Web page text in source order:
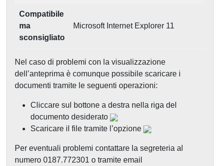
Compatibile
ma
sconsigliato
Microsoft Internet Explorer 11
Nel caso di problemi con la visualizzazione
dell’anteprima è comunque possibile scaricare i
documenti tramite le seguenti operazioni:
Cliccare sul bottone a destra nella riga del
documento desiderato
Scaricare il file tramite l’opzione
Per eventuali problemi contattare la segreteria al
numero 0187.772301 o tramite email